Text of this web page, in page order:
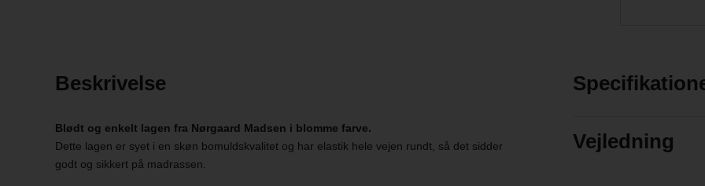
Beskrivelse
Blødt og enkelt lagen fra Nørgaard Madsen i blomme farve.
Dette lagen er syet i en skøn bomuldskvalitet og har elastik hele vejen rundt, så det sidder
godt og sikkert på madrassen.
Vejledning